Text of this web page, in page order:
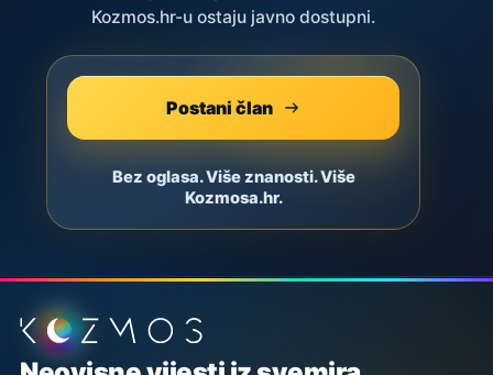
Kozmos.hr-u ostaju javno dostupni.
Postani član
Bez oglasa. Više znanosti. Više
Kozmosa.hr.
Podnožje stranice